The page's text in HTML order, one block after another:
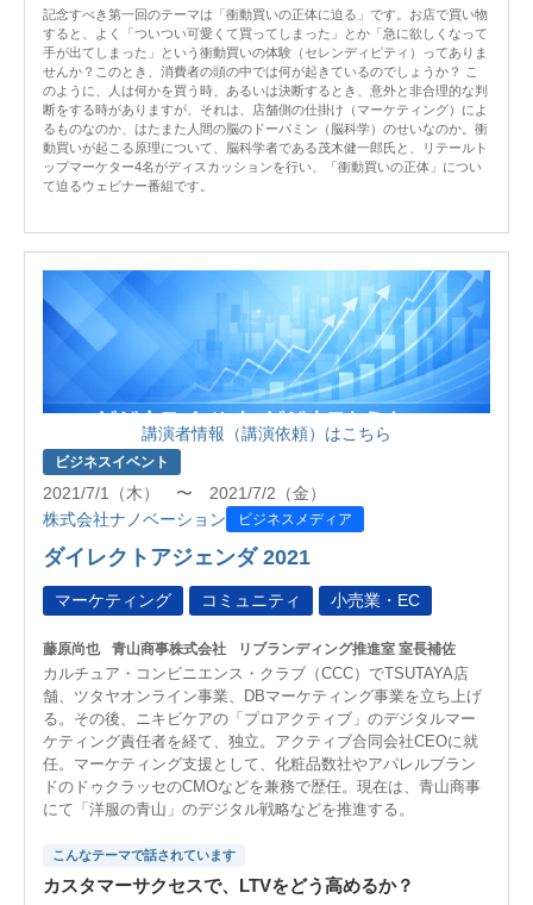
記念すべき第一回のテーマは「衝動買いの正体に迫る」です。お店で買い物
すると、よく「ついつい可愛くて買ってしまった」とか「急に欲しくなって
手が出てしまった」という衝動買いの体験（セレンディピティ）ってありま
せんか？このとき、消費者の頭の中では何が起きているのでしょうか？ こ
のように、人は何かを買う時、あるいは決断するとき、意外と非合理的な判
断をする時がありますが、それは、店舗側の仕掛け（マーケティング）によ
るものなのか、はたまた人間の脳のドーパミン（脳科学）のせいなのか。衝
動買いが起こる原理について、脳科学者である茂木健一郎氏と、リテールト
ップマーケター4名がディスカッションを行い、「衝動買いの正体」につい
て迫るウェビナー番組です。
講演者情報（講演依頼）はこちら
ビジネスイベント
2021/7/1（木） 〜 2021/7/2（金）
株式会社ナノベーション
ビジネスメディア
ダイレクトアジェンダ 2021
マーケティング コミュニティ 小売業・EC
藤原尚也 青山商事株式会社 リブランディング推進室 室長補佐
カルチュア・コンビニエンス・クラブ（CCC）でTSUTAYA店
舗、ツタヤオンライン事業、DBマーケティング事業を立ち上げ
る。その後、ニキビケアの「プロアクティブ」のデジタルマー
ケティング責任者を経て、独立。アクティブ合同会社CEOに就
任。マーケティング支援として、化粧品数社やアパレルブラン
ドのドゥクラッセのCMOなどを兼務で歴任。現在は、青山商事
にて「洋服の青山」のデジタル戦略などを推進する。
こんなテーマで話されています
カスタマーサクセスで、LTVをどう高めるか？